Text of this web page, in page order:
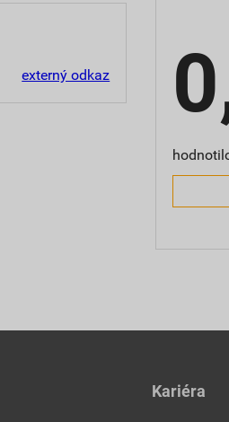
externý odkaz
Kariéra